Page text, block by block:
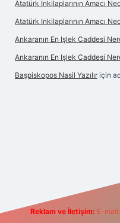
Atatürk Inkilaplarının Amacı
Atatürk Inkilaplarının Amacı
Ankaranın En Işlek Caddesi
Ankaranın En Işlek Caddesi
Başpiskopos Nasil Yazılır için
Reklam ve İletişim: E-mail: